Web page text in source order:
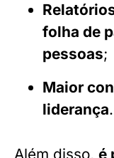
folha de
pessoas;
Maior
liderança.
Além disso, é